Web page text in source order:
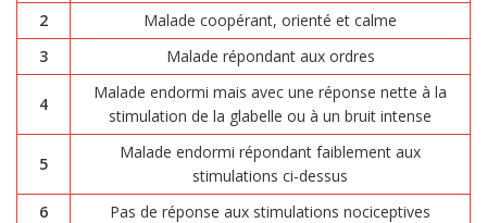
2
Malade coopérant, orienté et calme
3
Malade répondant aux ordres
4
Malade endormi mais avec une réponse nette à la
stimulation de la glabelle ou à un bruit intense
5
Malade endormi répondant faiblement aux
stimulations ci-dessus
6
Pas de réponse aux stimulations nociceptives